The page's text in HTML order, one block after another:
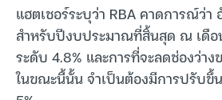
แฮตเชอร์ระบุว่า RBA คาดการณ์ว่า
สำหรับปีงบประมาณที่สิ้นสุด ณ เดือ
ระดับ 4.8% และการที่จะลดช่องว่าง
ในขณะนี้นั้น จำเป็นต้องมีการปรับขึ้